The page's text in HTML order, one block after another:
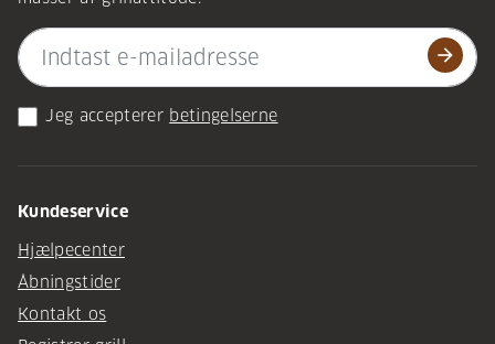
arrow_forward
Jeg accepterer betingelserne
Kundeservice
Hjælpecenter
Åbningstider
Kontakt os